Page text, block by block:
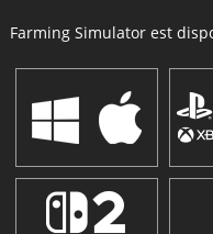
Farming Simulator est